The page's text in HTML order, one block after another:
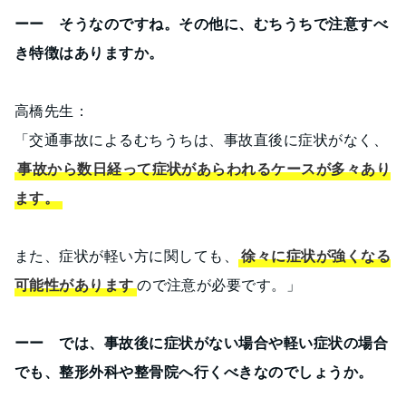
ーー そうなのですね。その他に、むちうちで注意すべ
き特徴はありますか。
高橋先生：
「交通事故によるむちうちは、事故直後に症状がなく、
事故から数日経って症状があらわれるケースが多々あり
ます。
また、症状が軽い方に関しても、徐々に症状が強くなる
可能性がありますので注意が必要です。」
ーー では、事故後に症状がない場合や軽い症状の場合
でも、整形外科や整骨院へ行くべきなのでしょうか。